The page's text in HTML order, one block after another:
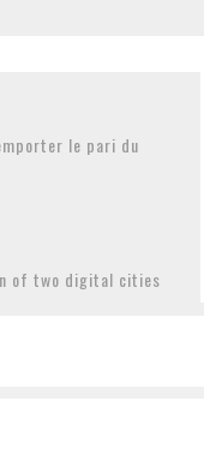
le pari du
of two digital cities